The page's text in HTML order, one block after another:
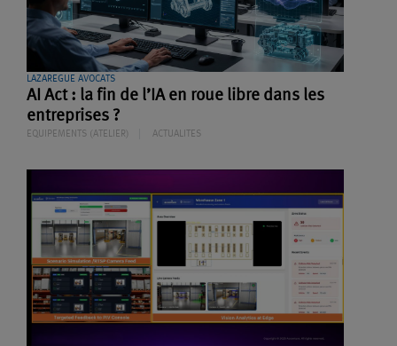
LAZAREGUE AVOCATS
AI Act : la fin de l’IA en roue libre dans les
entreprises ?
EQUIPEMENTS (ATELIER) ACTUALITES